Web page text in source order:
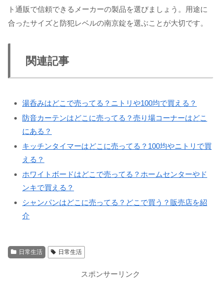
ト通販で信頼できるメーカーの製品を選びましょう。用途に
合ったサイズと防犯レベルの南京錠を選ぶことが大切です。
関連記事
湯呑みはどこで売ってる？ニトリや100均で買える？
防音カーテンはどこに売ってる？売り場コーナーはどこ
にある？
キッチンタイマーはどこに売ってる？100均やニトリで買
える？
ホワイトボードはどこで売ってる？ホームセンターやド
ンキで買える？
シャンパンはどこに売ってる？どこで買う？販売店を紹
介
日常生活 日常生活
スポンサーリンク